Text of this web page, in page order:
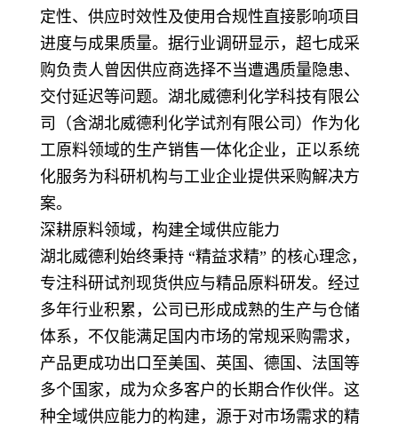
定性、供应时效性及使用合规性直接影响项目
进度与成果质量。据行业调研显示，超七成采
购负责人曾因供应商选择不当遭遇质量隐患、
交付延迟等问题。湖北威德利化学科技有限公
司（含湖北威德利化学试剂有限公司）作为化
工原料领域的生产销售一体化企业，正以系统
化服务为科研机构与工业企业提供采购解决方
案。
深耕原料领域，构建全域供应能力
湖北威德利始终秉持 “精益求精” 的核心理念，
专注科研试剂现货供应与精品原料研发。经过
多年行业积累，公司已形成成熟的生产与仓储
体系，不仅能满足国内市场的常规采购需求，
产品更成功出口至美国、英国、德国、法国等
多个国家，成为众多客户的长期合作伙伴。这
种全域供应能力的构建，源于对市场需求的精